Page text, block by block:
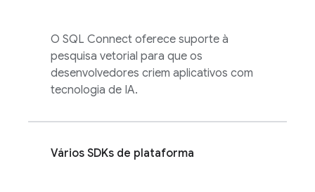
O SQL Connect oferece suporte à
pesquisa vetorial para que os
desenvolvedores criem aplicativos com
tecnologia de IA.
Vários SDKs de plataforma